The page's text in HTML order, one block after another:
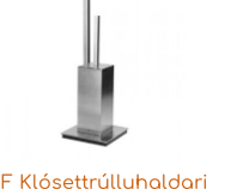
Klósettrúlluhaldari